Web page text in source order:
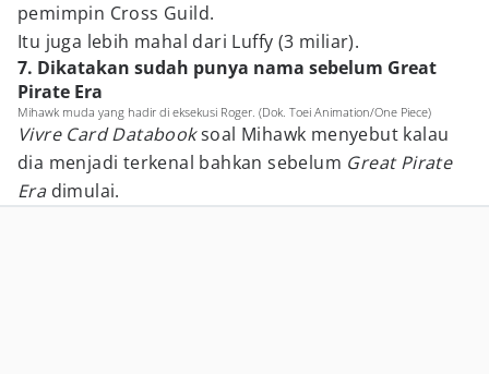
pemimpin Cross Guild.
Itu juga lebih mahal dari Luffy (3 miliar).
7. Dikatakan sudah punya nama sebelum Great
Pirate Era
Mihawk muda yang hadir di eksekusi Roger. (Dok. Toei Animation/One Piece)
Vivre Card Databooksoal Mihawk menyebut kalau
dia menjadi terkenal bahkan sebelum Great Pirate
Era dimulai.